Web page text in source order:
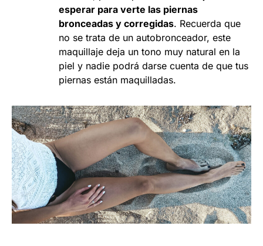
esperar para verte las piernas
bronceadas y corregidas. Recuerda que
no se trata de un autobronceador, este
maquillaje deja un tono muy natural en la
piel y nadie podrá darse cuenta de que tus
piernas están maquilladas.